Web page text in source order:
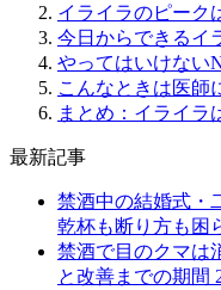
イライラのピーク
今日からできるイ
やってはいけない
こんなときは医師
まとめ：イライラ
最新記事
禁酒中の結婚式
乾杯も断り方も困
禁酒で目のクマは
と改善までの期間